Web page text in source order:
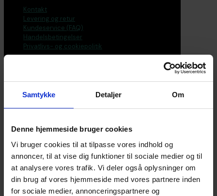
Samtykke Detaljer Om
Denne hjemmeside bruger cookies
Vi bruger cookies til at tilpasse vores indhold og
annoncer, til at vise dig funktioner til sociale medier og til
at analysere vores trafik. Vi deler også oplysninger om
din brug af vores hjemmeside med vores partnere inden
for sociale medier, annonceringspartnere og
Kontakt
Levering og retur
Kundeservice (FAQ)
Handelsbetingelser
Privatlivs- og cookiepolitik
Bogpakker
Postkort og plakater
Fantasirejser
Nyhedsbrev
Bliv en del af universet